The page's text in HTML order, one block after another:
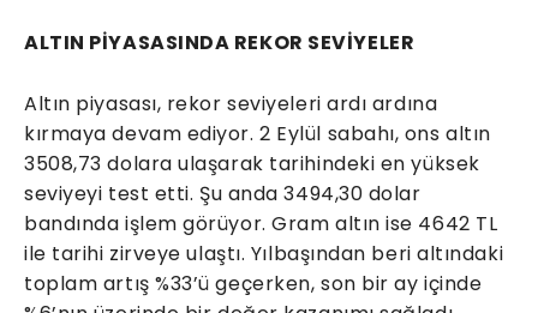
ALTIN PİYASASINDA REKOR SEVİYELER
Altın piyasası, rekor seviyeleri ardı ardına
kırmaya devam ediyor. 2 Eylül sabahı, ons altın
3508,73 dolara ulaşarak tarihindeki en yüksek
seviyeyi test etti. Şu anda 3494,30 dolar
bandında işlem görüyor. Gram altın ise 4642 TL
ile tarihi zirveye ulaştı. Yılbaşından beri altındaki
toplam artış %33’ü geçerken, son bir ay içinde